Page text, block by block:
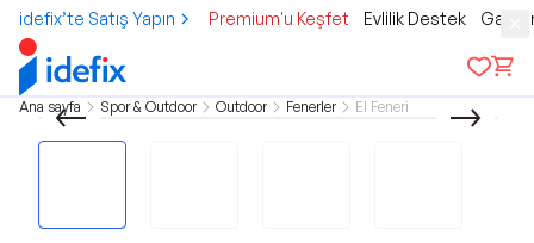
idefix’te Satış Yapın Premium'u Keşfet Evlilik Destek
Ana sayfa Spor & Outdoor Outdoor Fenerler El Feneri